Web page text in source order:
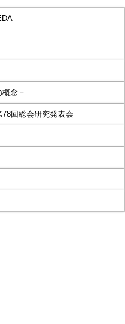
念－
78回総会研究発表会